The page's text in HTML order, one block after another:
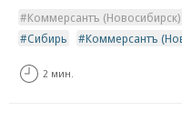
Коммерсантъ
Сибирь
Коммерсантъ
2 мин.